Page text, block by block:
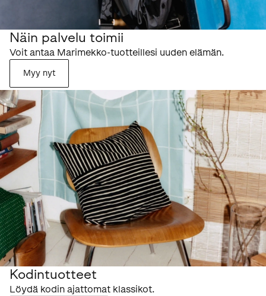
Näin palvelu toimii
Voit antaa Marimekko-tuotteillesi uuden elämän.
Myy nyt
Kodintuotteet
Löydä kodin ajattomat klassikot.